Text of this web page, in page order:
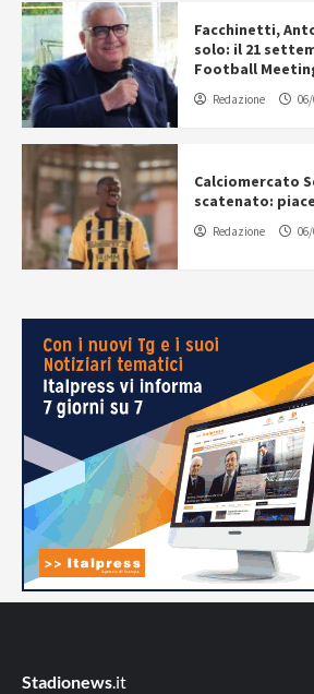
Facchinetti,
solo: il 21
Football
Redazione
Calciomercato
scatenato:
Redazione
Stadionews.it